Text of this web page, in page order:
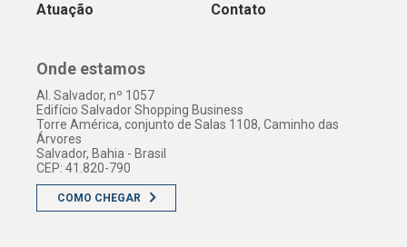
Atuação
Contato
Onde estamos
Al. Salvador, nº 1057
Edifício Salvador Shopping Business
Torre América, conjunto de Salas 1108, Caminho das
Árvores
Salvador, Bahia - Brasil
CEP: 41.820-790
COMO CHEGAR